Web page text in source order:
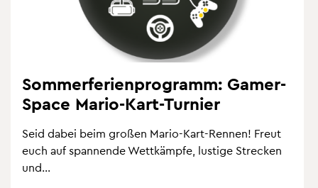
Som­mer­fe­ri­en­pro­gramm: Ga­mer­
Space Mario-Kart-Tur­nier
Seid dabei beim gro­ßen Mario-Kart-Ren­nen! Freut
euch auf span­nen­de Wett­kämp­fe, lus­ti­ge Stre­cken
und...